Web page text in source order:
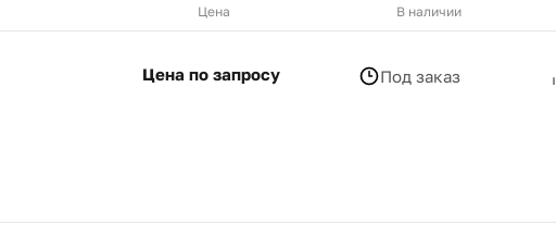
Цена В наличии
Цена по запросу Под заказ